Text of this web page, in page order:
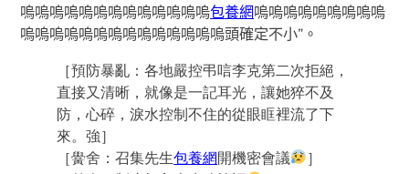
嗚嗚嗚嗚嗚嗚嗚嗚嗚嗚嗚嗚嗚包養網嗚嗚嗚嗚嗚嗚嗚嗚嗚
嗚嗚嗚嗚嗚嗚嗚嗚嗚嗚嗚嗚嗚嗚頭確定不小”。
［預防暴亂：各地嚴控弔唁李克第二次拒絕，
直接又清晰，就像是一記耳光，讓她猝不及
防，心碎，淚水控制不住的從眼眶裡流了下
來。強］
［黌舍：召集先生包養網開機密會議
］